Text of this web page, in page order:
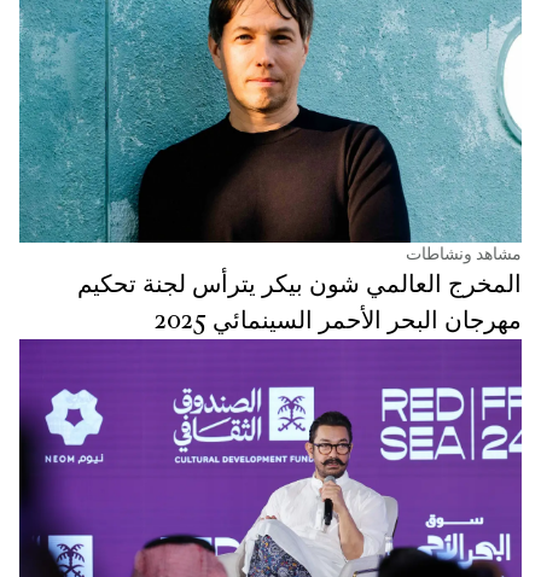
مشاهد ونشاطات
المخرج العالمي شون بيكر يترأس لجنة تحكيم
مهرجان البحر الأحمر السينمائي 2025